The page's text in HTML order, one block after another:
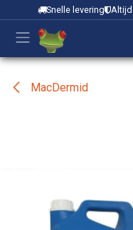
Overslaan naar inhoud
Snelle levering Altijd
MacDermid